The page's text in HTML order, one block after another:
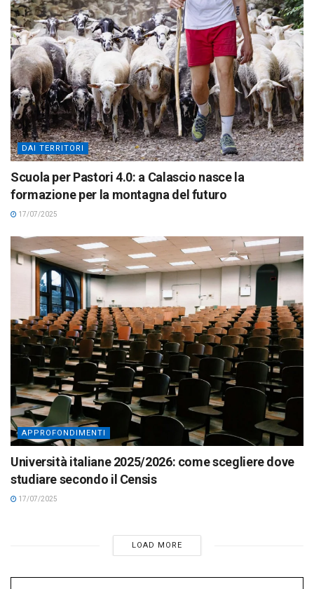
DAI TERRITORI
Scuola per Pastori 4.0: a Calascio nasce la
formazione per la montagna del futuro
17/07/2025
APPROFONDIMENTI
Università italiane 2025/2026: come scegliere dove
studiare secondo il Censis
17/07/2025
LOAD MORE